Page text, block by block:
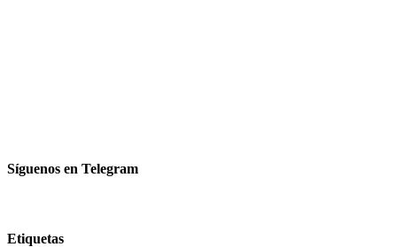
Síguenos en Telegram
Etiquetas